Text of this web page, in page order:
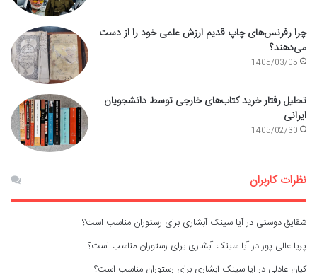
چرا رفرنس‌های چاپ قدیم ارزش علمی خود را از دست
می‌دهند؟
1405/03/05
تحلیل رفتار خرید کتاب‌های خارجی توسط دانشجویان
ایرانی
1405/02/30
نظرات کاربران
شقایق دوستی درآیا سینک آبشاری برای رستوران مناسب است؟
پریا عالی پوردرآیا سینک آبشاری برای رستوران مناسب است؟
کیان عادلی در آیا سینک آبشاری برای رستوران مناسب است؟